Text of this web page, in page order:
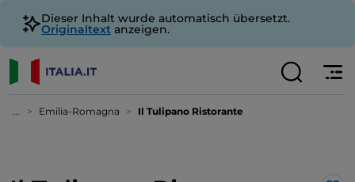
Dieser Inhalt wurde automatisch übersetzt.
Originaltext anzeigen.
... Emilia-Romagna Il Tulipano Ristorante